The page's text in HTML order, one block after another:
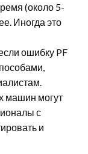
(около 5-
Иногда это
ошибку PF
машин могут
с
и